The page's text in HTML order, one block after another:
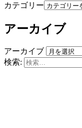
カテゴリー
アーカイブ
アーカイブ
検索: